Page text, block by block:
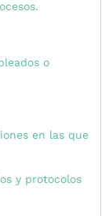
o
en las que
y protocolos